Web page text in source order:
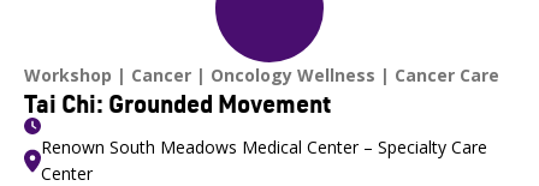
Workshop Cancer Oncology Wellness Cancer Care
Tai Chi: Grounded Movement
Renown South Meadows Medical Center – Specialty Care
Center